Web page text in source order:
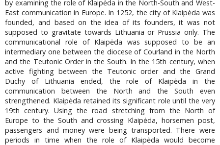
by examining the role of Klaipėda in the North-South and West-
East communication in Europe. In 1252, the city of Klaipėda was
founded, and based on the idea of its founders, it was not
supposed to gravitate towards Lithuania or Prussia only. The
communicational role of Klaipėda was supposed to be an
intermediary one between the diocese of Courland in the North
and the Teutonic Order in the South. In the 15th century, when
active fighting between the Teutonic order and the Grand
Duchy of Lithuania ended, the role of Klaipėda in the
communication between the North and the South even
strengthened. Klaipėda retained its significant role until the very
19th century. Using the road stretching from the North of
Europe to the South and crossing Klaipėda, horsemen post,
passengers and money were being transported. There were
periods in time when the role of Klaipėda would become